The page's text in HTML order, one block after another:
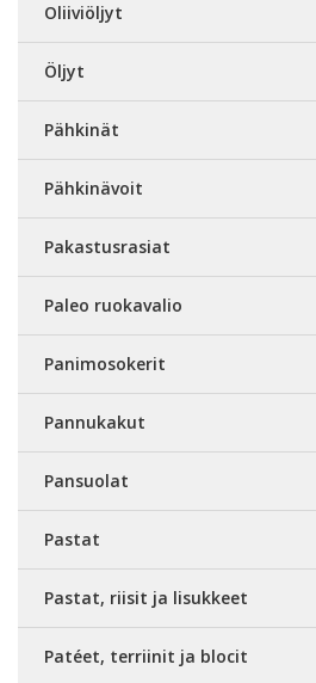
Oliiviöljyt
Öljyt
Pähkinät
Pähkinävoit
Pakastusrasiat
Paleo ruokavalio
Panimosokerit
Pannukakut
Pansuolat
Pastat
Pastat, riisit ja lisukkeet
Patéet, terriinit ja blocit